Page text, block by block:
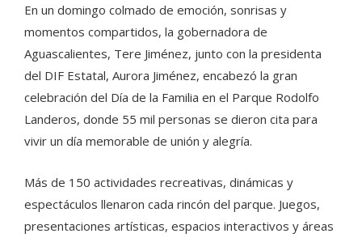
En un domingo colmado de emoción, sonrisas y
momentos compartidos, la gobernadora de
Aguascalientes, Tere Jiménez, junto con la presidenta
del DIF Estatal, Aurora Jiménez, encabezó la gran
celebración del Día de la Familia en el Parque Rodolfo
Landeros, donde 55 mil personas se dieron cita para
vivir un día memorable de unión y alegría.
Más de 150 actividades recreativas, dinámicas y
espectáculos llenaron cada rincón del parque. Juegos,
presentaciones artísticas, espacios interactivos y áreas